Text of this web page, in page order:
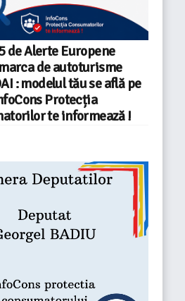
de Alerte Europene
de autoturisme
: modelul tău se află pe
Protecția
te informează !